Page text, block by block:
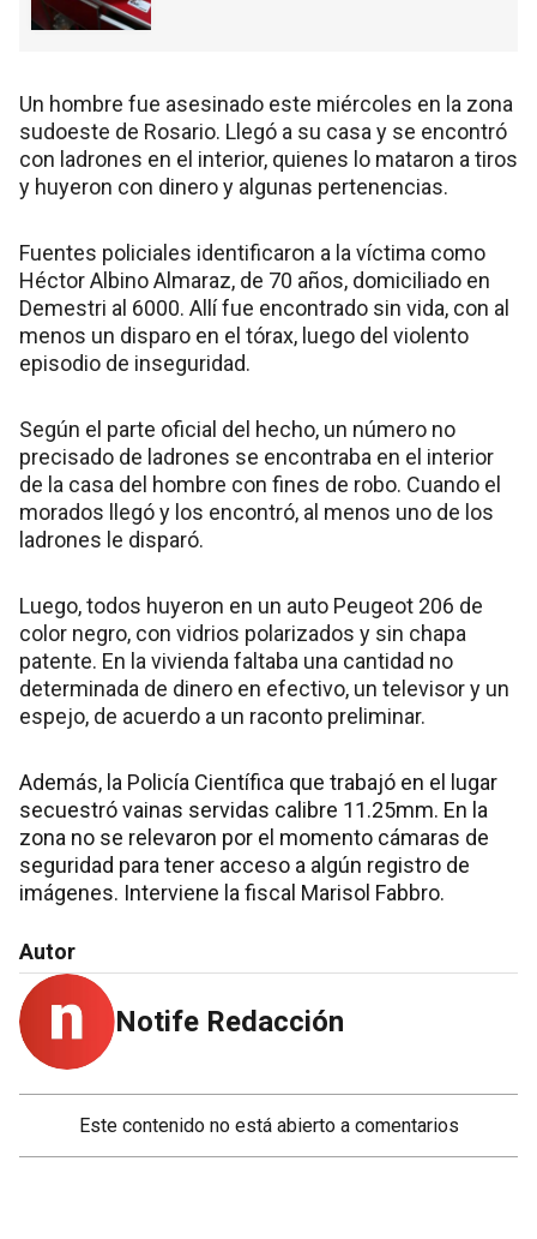
Un hombre fue asesinado este miércoles en la zona
sudoeste de Rosario. Llegó a su casa y se encontró
con ladrones en el interior, quienes lo mataron a tiros
y huyeron con dinero y algunas pertenencias.
Fuentes policiales identificaron a la víctima como
Héctor Albino Almaraz, de 70 años, domiciliado en
Demestri al 6000. Allí fue encontrado sin vida, con al
menos un disparo en el tórax, luego del violento
episodio de inseguridad.
Según el parte oficial del hecho, un número no
precisado de ladrones se encontraba en el interior
de la casa del hombre con fines de robo. Cuando el
morados llegó y los encontró, al menos uno de los
ladrones le disparó.
Luego, todos huyeron en un auto Peugeot 206 de
color negro, con vidrios polarizados y sin chapa
patente. En la vivienda faltaba una cantidad no
determinada de dinero en efectivo, un televisor y un
espejo, de acuerdo a un raconto preliminar.
Además, la Policía Científica que trabajó en el lugar
secuestró vainas servidas calibre 11.25mm. En la
zona no se relevaron por el momento cámaras de
seguridad para tener acceso a algún registro de
imágenes. Interviene la fiscal Marisol Fabbro.
Autor
Notife Redacción
Este contenido no está abierto a comentarios